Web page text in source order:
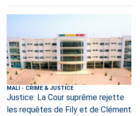
MALI- CRIME & JUSTICE
Justice: La Cour suprême rejette
les requêtes de Fily et de Clément